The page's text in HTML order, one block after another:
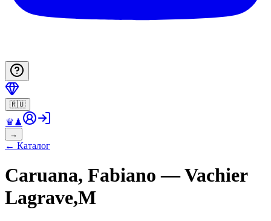
🇷🇺
♛♟
→
← Каталог
Caruana, Fabiano — Vachier
Lagrave,M